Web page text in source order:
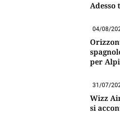
Adesso
04/08/
per
31/07/
Wizz
si